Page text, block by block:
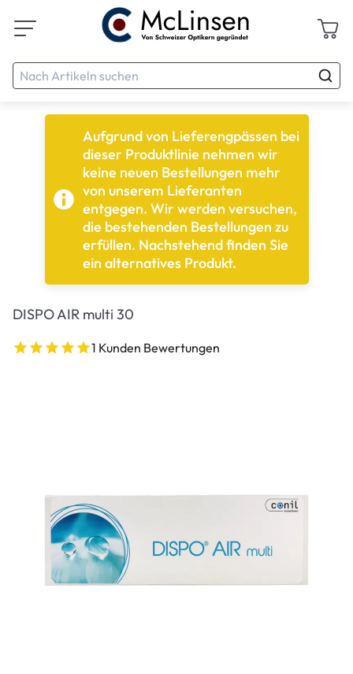
Aufgrund von Lieferengpässen bei
dieser Produktlinie nehmen wir
keine neuen Bestellungen mehr
von unserem Lieferanten
entgegen. Wir werden versuchen,
die bestehenden Bestellungen zu
erfüllen. Nachstehend finden Sie
ein alternatives Produkt.
DISPO AIR multi 30
1 Kunden Bewertungen